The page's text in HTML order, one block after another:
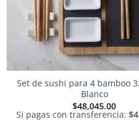
Set de sushi para 4 bamboo
Blanco
$48,045.00
Si pagas con transferencia: